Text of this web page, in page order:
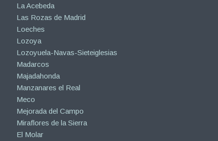
La Acebeda
Las Rozas de Madrid
Loeches
Lozoya
Lozoyuela-Navas-Sieteiglesias
Madarcos
Majadahonda
Manzanares el Real
Meco
Mejorada del Campo
Miraflores de la Sierra
El Molar